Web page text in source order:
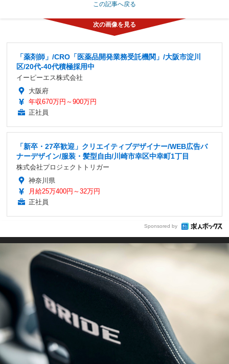
この記事へ戻る
「薬剤師」/CRO「医薬品開発業務受託機関」/大阪市淀川
区/20代-40代積極採用中
イーピーエス株式会社
大阪府
年収670万円～900万円
正社員
「新卒・27卒歓迎」クリエイティブデザイナー/WEB広告バ
ナーデザイン/服装・髪型自由/川崎市幸区中幸町1丁目
株式会社プロジェクトトリガー
神奈川県
月給25万400円～32万円
正社員
Sponsored by